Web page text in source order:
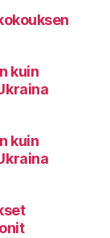
kuin
kuin